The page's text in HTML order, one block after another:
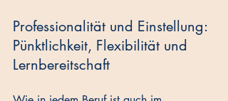
Professionalität und Einstellung:
Pünktlichkeit, Flexibilität und
Lernbereitschaft